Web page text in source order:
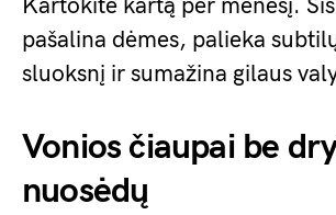
Kartokite kartą per mėnesį.
pašalina dėmes, palieka
sluoksnį ir sumažina gilaus
Vonios čiaupai be
nuosėdų